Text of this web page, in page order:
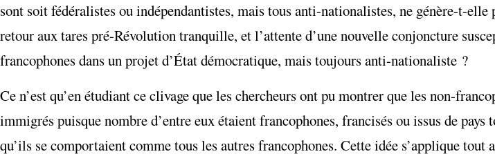
sont soit fédéralistes ou indépendantistes, mais tous anti-nationalistes, ne génère-t-
retour aux tares pré-Révolution tranquille, et l’attente d’une nouvelle conjoncture
francophones dans un projet d’État démocratique, mais toujours anti-nationaliste ?
Ce n’est qu’en étudiant ce clivage que les chercheurs ont pu montrer que les non-
immigrés puisque nombre d’entre eux étaient francophones, francisés ou issus de
qu’ils se comportaient comme tous les autres francophones. Cette idée s’applique